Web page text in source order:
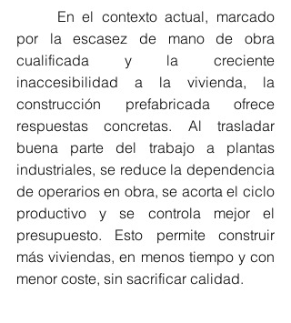
por la escasez de mano de obra
cualificada y la creciente
inaccesibilidad a la vivienda, la
construcción prefabricada ofrece
respuestas concretas. Al trasladar
buena parte del trabajo a plantas
industriales, se reduce la dependencia
de operarios en obra, se acorta el ciclo
productivo y se controla mejor el
presupuesto. Esto permite construir
más viviendas, en menos tiempo y con
menor coste, sin sacrificar calidad.